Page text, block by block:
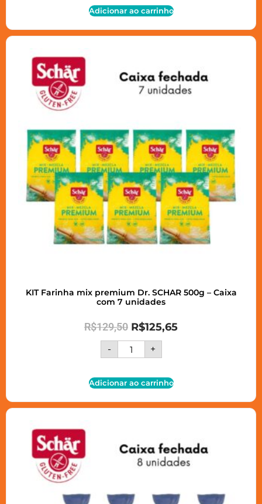
Adicionar ao carrinho
KIT Farinha mix premium Dr. SCHAR 500g – Caixa
com 7 unidades
R$129,50 R$125,65
- +
Adicionar ao carrinho